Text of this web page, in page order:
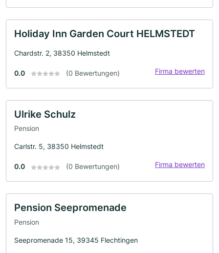
Holiday Inn Garden Court HELMSTEDT
Chardstr. 2, 38350 Helmstedt
0.0 (0 Bewertungen) Firma bewerten
Ulrike Schulz
Pension
Carlstr. 5, 38350 Helmstedt
0.0 (0 Bewertungen) Firma bewerten
Pension Seepromenade
Pension
Seepromenade 15, 39345 Flechtingen